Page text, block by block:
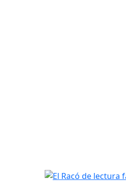
El Racó de lectura